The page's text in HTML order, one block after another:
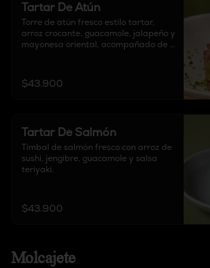
Tartar De Atún
Torre de atún fresco estilo tartar,
arroz crocante, guacamole, jalapeño y
mayonesa oriental, acompañado de
$43.900
Tartar De Salmón
Timbal de salmón fresco con arroz de
sushi, jengibre, guacamole y salsa
teriyaki.
$43.900
Molcajete